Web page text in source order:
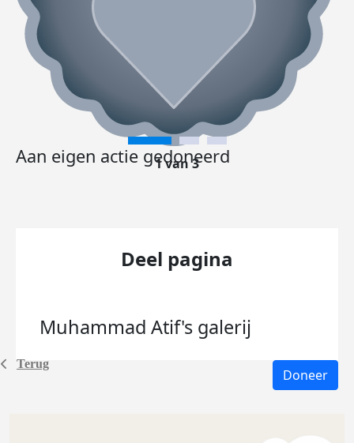
Terug
Aan eigen actie gedoneerd
1 van 3
Deel pagina
Muhammad Atif's galerij
Doneer